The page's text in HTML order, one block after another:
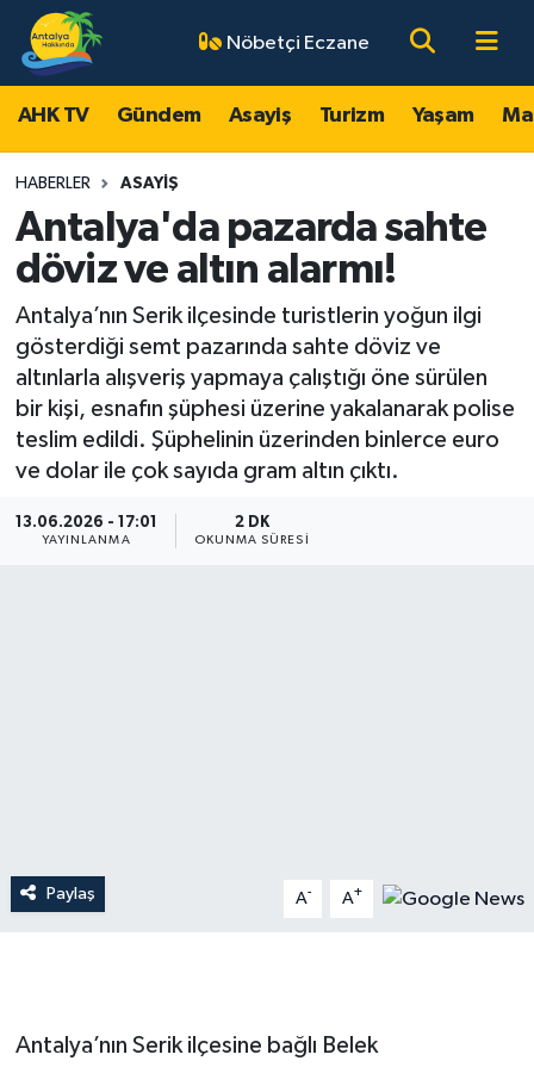
Nöbetçi Eczane
AHK TV Gündem Asayiş Turizm Yaşam
HABERLER ASAYIŞ
Antalya'da pazarda sahte
döviz ve altın alarmı!
Antalya’nın Serik ilçesinde turistlerin yoğun ilgi
gösterdiği semt pazarında sahte döviz ve
altınlarla alışveriş yapmaya çalıştığı öne sürülen
bir kişi, esnafın şüphesi üzerine yakalanarak polise
teslim edildi. Şüphelinin üzerinden binlerce euro
ve dolar ile çok sayıda gram altın çıktı.
13.06.2026 - 17:01
YAYINLANMA
2 DK
OKUNMA SÜRESI
Paylaş A- A+
Antalya’nın Serik ilçesine bağlı Belek
AHK TV
Gündem
Asayiş
Turizm
Yaşam
Magazin
Spor
Antalya Nöbetçi Eczaneler
Antalya Hava Durumu
Antalya Namaz Vakitleri
Antalya Trafik Yoğunluk Haritası
Süper Lig Puan Durumu ve Fikstür
Tüm Manşetler
Son Dakika Haberleri
Haber Arşivi